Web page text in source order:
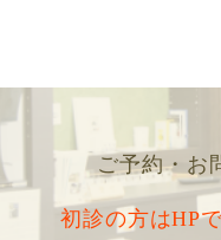
ご予約・お
初診の方はHP